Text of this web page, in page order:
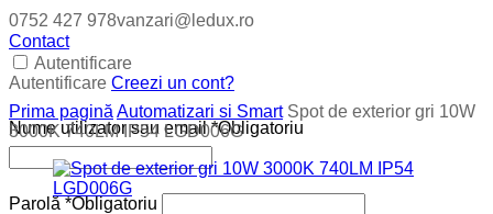
0752 427 978vanzari@ledux.ro
Contact
Autentificare
Autentificare Creezi un cont?
Nume utilizator sau email*Obligatoriu
Parolă *Obligatoriu
Prima pagină Automatizari si Smart Spot de exterior gri 10W
3000K 740LM IP54 LGD006G